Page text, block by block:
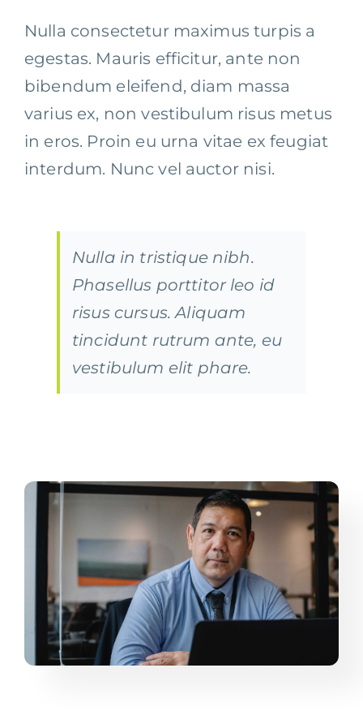
Nulla consectetur maximus turpis a
egestas. Mauris efficitur, ante non
bibendum eleifend, diam massa
varius ex, non vestibulum risus metus
in eros. Proin eu urna vitae ex feugiat
interdum. Nunc vel auctor nisi.
Nulla in tristique nibh.
Phasellus porttitor leo id
risus cursus. Aliquam
tincidunt rutrum ante, eu
vestibulum elit phare.